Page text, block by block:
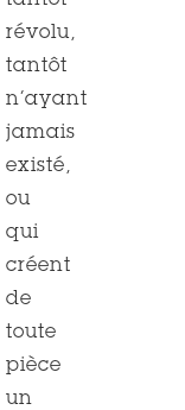
révolu,
tantôt
n’ayant
jamais
existé,
ou
qui
créent
de
toute
pièce
un